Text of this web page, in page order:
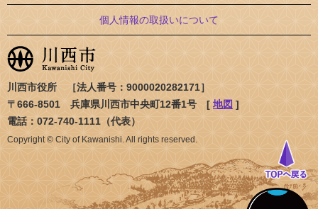
個人情報の取扱いについて
川西市役所 ［法人番号：9000020282171］
〒666-8501 兵庫県川西市中央町12番1号 [ 地図 ]
電話：072-740-1111（代表）
Copyright © City of Kawanishi. All rights reserved.